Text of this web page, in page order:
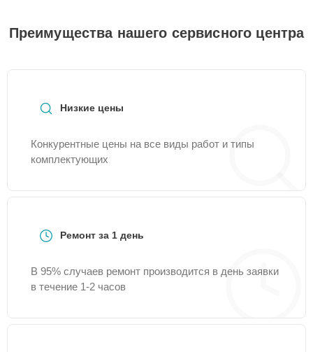
Преимущества нашего сервисного центра
Низкие цены
Конкурентные цены на все виды работ и типы
комплектующих
Ремонт за 1 день
В 95% случаев ремонт производится в день заявки
в течение 1-2 часов